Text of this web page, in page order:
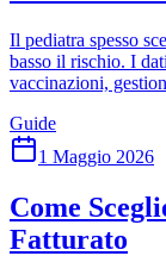
Il pediatra spesso
basso il rischio. I
vaccinazioni,
Guide
1 Maggio 2026
Come
Fatturato